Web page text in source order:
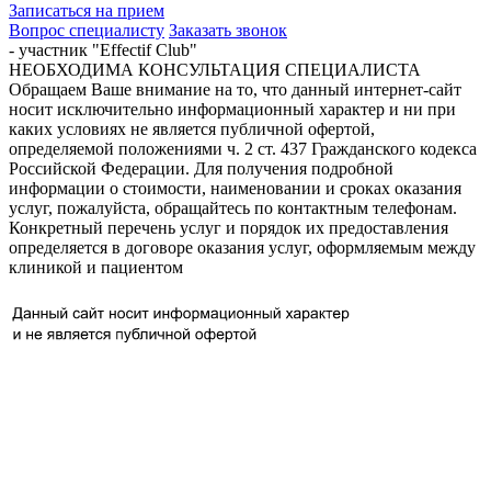
Записаться на прием
Вопрос специалисту Заказать звонок
- участник "Effectif Club"
НЕОБХОДИМА КОНСУЛЬТАЦИЯ СПЕЦИАЛИСТА
Обращаем Ваше внимание на то, что данный интернет-сайт
носит исключительно информационный характер и ни при
каких условиях не является публичной офертой,
определяемой положениями ч. 2 ст. 437 Гражданского кодекса
Российской Федерации. Для получения подробной
информации о стоимости, наименовании и сроках оказания
услуг, пожалуйста, обращайтесь по контактным телефонам.
Конкретный перечень услуг и порядок их предоставления
определяется в договоре оказания услуг, оформляемым между
клиникой и пациентом